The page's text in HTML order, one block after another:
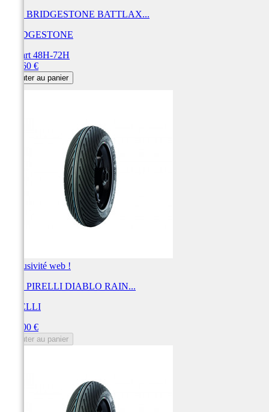
Pneu BRIDGESTONE BATTLAX...
BRIDGESTONE
Départ 48H-72H
207,60 €
Ajouter au panier
Exclusivité web !
Pneu PIRELLI DIABLO RAIN...
PIRELLI
144,00 €
Ajouter au panier